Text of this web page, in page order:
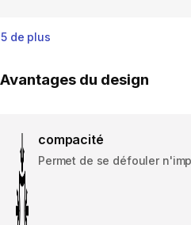
5 de plus
Avantages du design
compacité
Permet de se défouler